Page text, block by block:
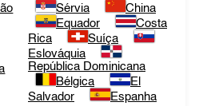
Sérvia
China
Equador
Costa
Rica
Suíça
Eslováquia
República Dominicana
Bélgica
El
Salvador
Espanha